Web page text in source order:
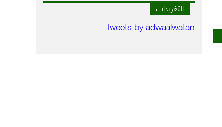
التغريدات
Tweets by adwaalwatan